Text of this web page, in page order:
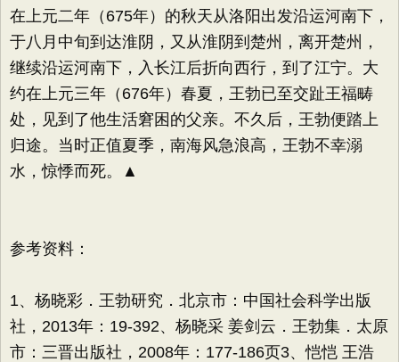
在上元二年（675年）的秋天从洛阳出发沿运河南下，
于八月中旬到达淮阴，又从淮阴到楚州，离开楚州，
继续沿运河南下，入长江后折向西行，到了江宁。大
约在上元三年（676年）春夏，王勃已至交趾王福畴
处，见到了他生活窘困的父亲。不久后，王勃便踏上
归途。当时正值夏季，南海风急浪高，王勃不幸溺
水，惊悸而死。▲
参考资料：
1、杨晓彩．王勃研究．北京市：中国社会科学出版
社，2013年：19-392、杨晓采 姜剑云．王勃集．太原
市：三晋出版社，2008年：177-186页3、恺恺 王浩